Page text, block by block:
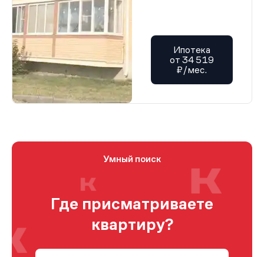
Ипотека
от 34 519
₽/мес.
Умный поиск
Где присматриваете
квартиру?